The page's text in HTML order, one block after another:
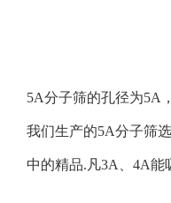
5A分子筛的孔径为5A
我们生产的5A分子筛
中的精品.凡3A、4A能